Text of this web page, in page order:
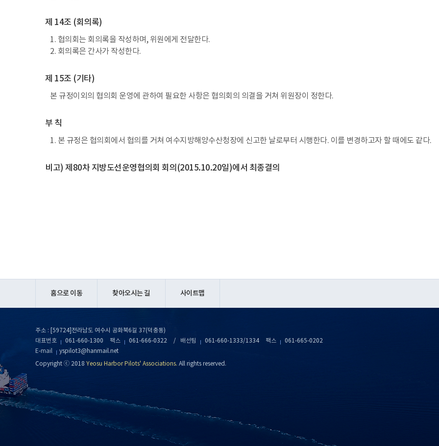
제 14조 (회의록)
1. 협의회는 회의록을 작성하며, 위원에게 전달한다.
2. 회의록은 간사가 작성한다.
제 15조 (기타)
본 규정이외의 협의회 운영에 관하여 필요한 사항은 협의회의 의결을 거쳐 위원장이 정한다.
부 칙
1. 본 규정은 협의회에서 협의를 거쳐 여수지방해양수산청장에 신고한 날로부터 시행한다. 이를 변경하고자 할 때에도 같다.
비고) 제80차 지방도선운영협의회 회의(2015.10.20일)에서 최종결의
홈으로 이동 찾아오시는 길 사이트맵
주소 : [59724]전라남도 여수시 공화북6길 37(덕충동)
대표번호
061-660-1300 팩스 061-666-0322 / 배선팀 061-660-1333/1334 팩스
061-665-0202
E-mail
yspilot3@hanmail.net
Copyright ⓒ 2018 Yeosu Harbor Pilots' Associations. All rights reserved.